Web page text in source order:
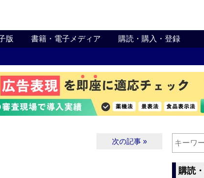
版 書籍・電子メディア 購読・購入・登録
次の記事 »
購読